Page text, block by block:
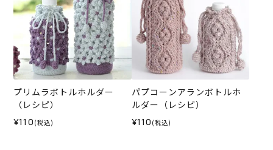
プリムラボトルホルダー
（レシピ）
¥110 (税込)
パプコーンアランボトルホ
ルダー（レシピ）
¥110 (税込)